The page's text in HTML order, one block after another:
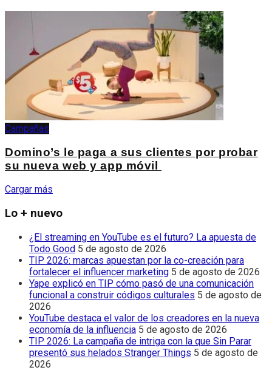
Campañas
Domino’s le paga a sus clientes por probar
su nueva web y app móvil
Cargar más
Lo + nuevo
¿El streaming en YouTube es el futuro? La apuesta de
Todo Good 5 de agosto de 2026
TIP 2026: marcas apuestan por la co-creación para
fortalecer el influencer marketing 5 de agosto de 2026
Yape explicó en TIP cómo pasó de una comunicación
funcional a construir códigos culturales 5 de agosto de
2026
YouTube destaca el valor de los creadores en la nueva
economía de la influencia 5 de agosto de 2026
TIP 2026: La campaña de intriga con la que Sin Parar
presentó sus helados Stranger Things 5 de agosto de
2026